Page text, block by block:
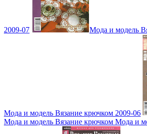
2009-07 Мода и модель
Мода и модель Вязание крючком 2009-06
Мода и модель Вязание крючком Мода и